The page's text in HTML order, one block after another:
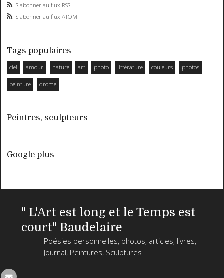
S'abonner au flux RSS
S'abonner au flux ATOM
Tags populaires
ciel amour nature art photo littérature couleurs photos
peinture drome
Peintres, sculpteurs
Google plus
" L'Art est long et le Temps est
court" Baudelaire
Poésies personnelles, photos, articles, livres,
Journal, Peintures, Sculptures